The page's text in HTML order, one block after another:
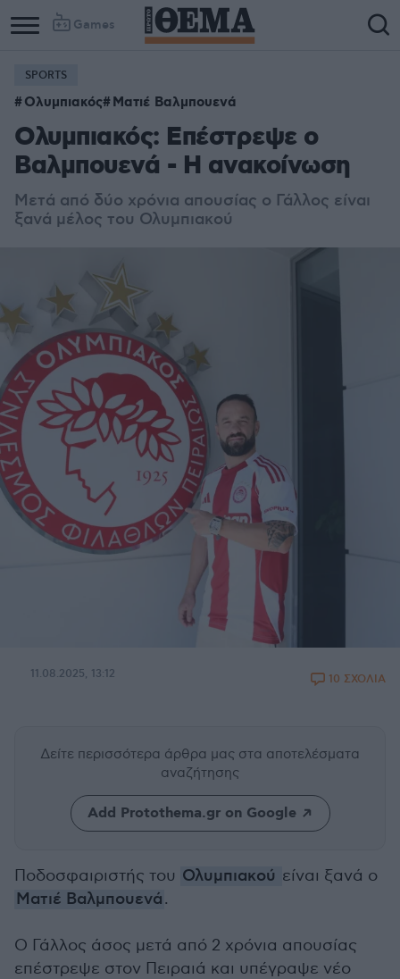
Games
SPORTS
Ολυμπιακός Ματιέ Βαλμπουενά
Ολυμπιακός: Επέστρεψε ο
Βαλμπουενά - Η ανακοίνωση
Μετά από δύο χρόνια απουσίας ο Γάλλος είναι
ξανά μέλος του Ολυμπιακού
11.08.2025, 13:12 10 ΣΧΟΛΙΑ
Δείτε περισσότερα άρθρα μας στα αποτελέσματα
αναζήτησης
Add Protothema.gr on Google
Ποδοσφαιριστής του Ολυμπιακού είναι ξανά ο
Ματιέ Βαλμπουενά.
Ο Γάλλος άσος μετά από 2 χρόνια απουσίας
επέστρεψε στον Πειραιά και υπέγραψε νέο